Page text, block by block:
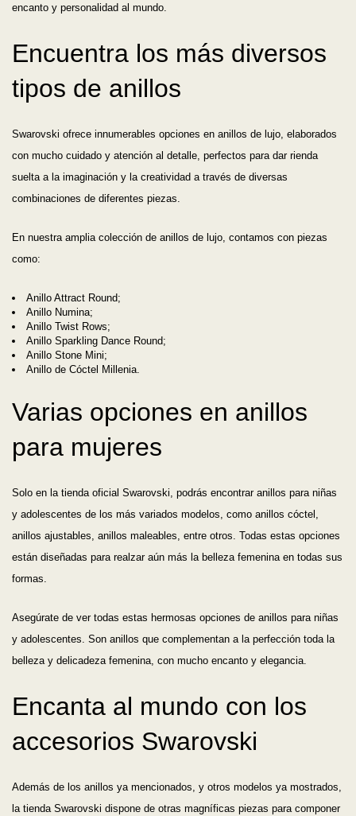
encanto y personalidad al mundo.
Encuentra los más diversos
tipos de anillos
Swarovski ofrece innumerables opciones en anillos de lujo, elaborados
con mucho cuidado y atención al detalle, perfectos para dar rienda
suelta a la imaginación y la creatividad a través de diversas
combinaciones de diferentes piezas.
En nuestra amplia colección de anillos de lujo, contamos con piezas
como:
Anillo Attract Round;
Anillo Numina;
Anillo Twist Rows;
Anillo Sparkling Dance Round;
Anillo Stone Mini;
Anillo de Cóctel Millenia.
Varias opciones en anillos
para mujeres
Solo en la tienda oficial Swarovski, podrás encontrar anillos para niñas
y adolescentes de los más variados modelos, como anillos cóctel,
anillos ajustables, anillos maleables, entre otros. Todas estas opciones
están diseñadas para realzar aún más la belleza femenina en todas sus
formas.
Asegúrate de ver todas estas hermosas opciones de anillos para niñas
y adolescentes. Son anillos que complementan a la perfección toda la
belleza y delicadeza femenina, con mucho encanto y elegancia.
Encanta al mundo con los
accesorios Swarovski
Además de los anillos ya mencionados, y otros modelos ya mostrados,
la tienda Swarovski dispone de otras magníficas piezas para componer